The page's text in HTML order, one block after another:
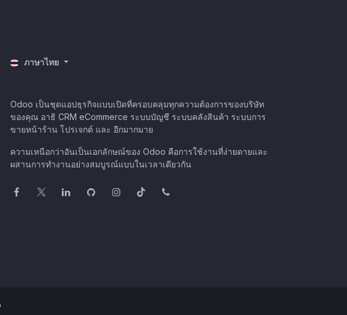
ภาษาไทย
Odoo เป็นชุดแอปธุรกิจแบบเปิดที่ครอบคลุมทุกความต้องการของบริษัท
ของคุณ อาธิ CRM eCommerce ระบบบัญชี ระบบคลังสินค้า ระบบการ
ขายหน้าร้าน โปรเจกต์ และ อีกมากมาย
ความเหนือกว่าอันเป็นเอกลักษณ์ของ Odoo คือการใช้งานที่ง่ายดายและ
ผสานการทำงานอย่างสมบูรณ์แบบในเวลาเดียวกัน